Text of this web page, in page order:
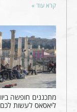
קרא עוד »
מתכננים חופשה
ליאסאס לעשות